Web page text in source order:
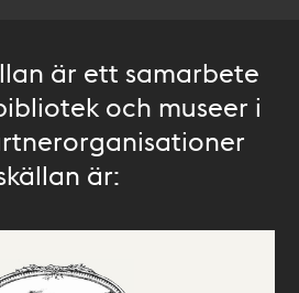
är ett samarbete
och museer i
är: